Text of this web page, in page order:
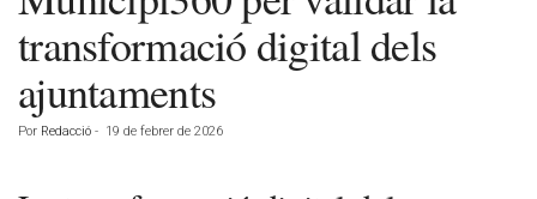
transformació digital dels
ajuntaments
Por Redacció - 19 de febrer de 2026